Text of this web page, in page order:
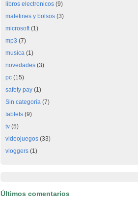
libros electronicos(9)
maletines y bolsos(3)
microsoft(1)
mp3 (7)
musica(1)
novedades(3)
pc(15)
safety pay(1)
Sin categoría(7)
tablets(9)
tv(5)
videojuegos(33)
vloggers(1)
Últimos comentarios